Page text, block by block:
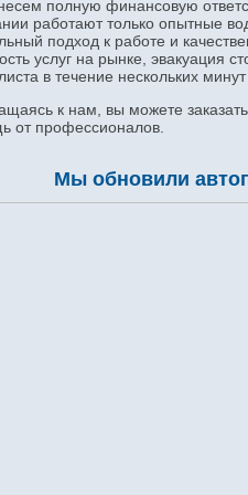
полную финансовую
работают только опытные
подход к работе и
услуг на рынке, эвакуация
в течение нескольких
к нам, вы можете заказать
от профессионалов.
Мы обновили